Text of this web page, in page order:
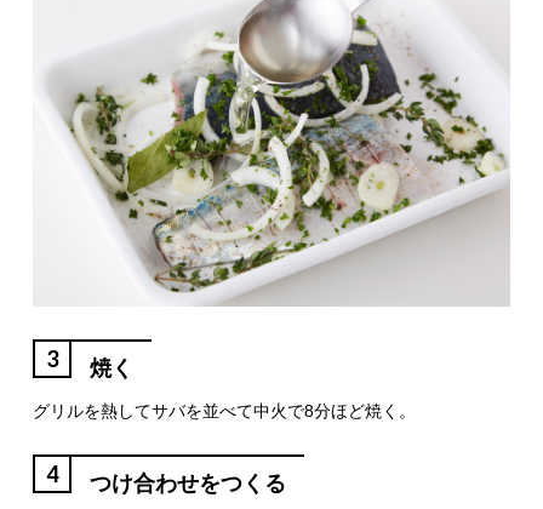
3 焼く
グリルを熱してサバを並べて中火で8分ほど焼く。
4 つけ合わせをつくる